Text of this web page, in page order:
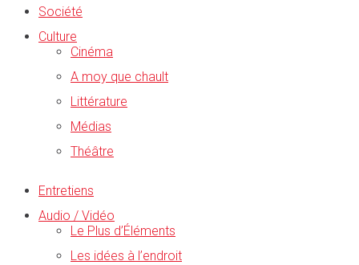
Société
Culture
Cinéma
A moy que chault
Littérature
Médias
Théâtre
Entretiens
Audio / Vidéo
Le Plus d’Éléments
Les idées à l’endroit